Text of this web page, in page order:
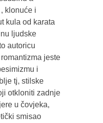
klonuće i
kula od karata
ljudske
autoricu
jeste
i
tj, stilske
otkloniti zadnje
u čovjeka,
smisao